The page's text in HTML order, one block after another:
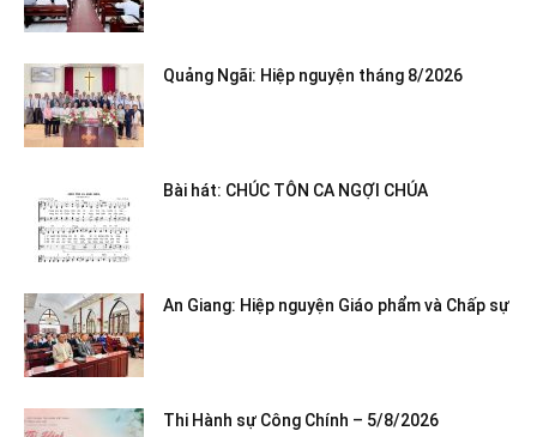
Quảng Ngãi: Hiệp nguyện tháng 8/2026
Bài hát: CHÚC TÔN CA NGỢI CHÚA
An Giang: Hiệp nguyện Giáo phẩm và Chấp sự
Thi Hành sự Công Chính – 5/8/2026